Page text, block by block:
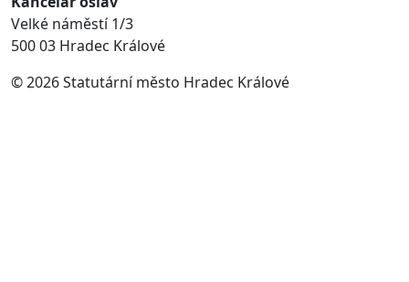
Velké náměstí 1/3
500 03 Hradec Králové
© 2026 Statutární město Hradec Králové